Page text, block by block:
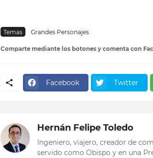
Temas Grandes Personajes
Comparte mediante los botones y comenta con
Facebook Twitter
Hernán Felipe Toledo
Ingeniero, viajero, creador de
servido como Obispo y en una